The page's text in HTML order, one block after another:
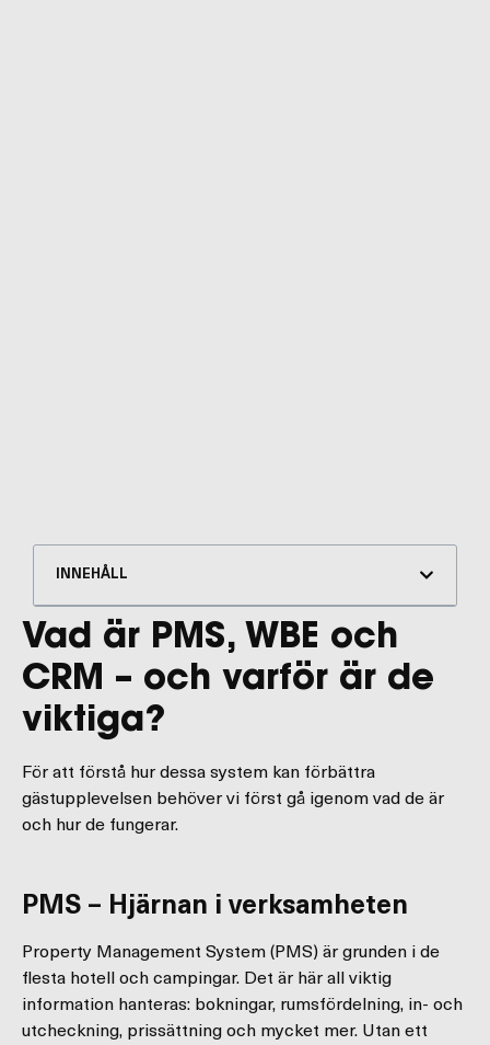
INNEHÅLL
Vad är PMS, WBE och
CRM – och varför är de
viktiga?
För att förstå hur dessa system kan förbättra
gästupplevelsen behöver vi först gå igenom vad de är
och hur de fungerar.
PMS – Hjärnan i verksamheten
Property Management System (PMS) är grunden i de
flesta hotell och campingar. Det är här all viktig
information hanteras: bokningar, rumsfördelning, in- och
utcheckning, prissättning och mycket mer. Utan ett